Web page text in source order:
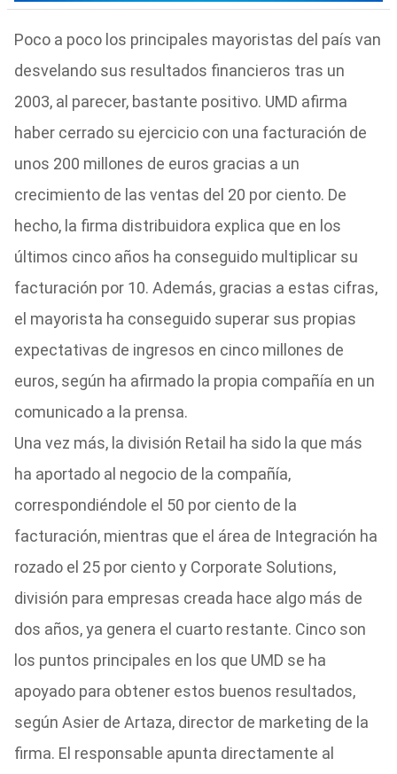
Poco a poco los principales mayoristas del país van
desvelando sus resultados financieros tras un
2003, al parecer, bastante positivo. UMD afirma
haber cerrado su ejercicio con una facturación de
unos 200 millones de euros gracias a un
crecimiento de las ventas del 20 por ciento. De
hecho, la firma distribuidora explica que en los
últimos cinco años ha conseguido multiplicar su
facturación por 10. Además, gracias a estas cifras,
el mayorista ha conseguido superar sus propias
expectativas de ingresos en cinco millones de
euros, según ha afirmado la propia compañía en un
comunicado a la prensa.
Una vez más, la división Retail ha sido la que más
ha aportado al negocio de la compañía,
correspondiéndole el 50 por ciento de la
facturación, mientras que el área de Integración ha
rozado el 25 por ciento y Corporate Solutions,
división para empresas creada hace algo más de
dos años, ya genera el cuarto restante. Cinco son
los puntos principales en los que UMD se ha
apoyado para obtener estos buenos resultados,
según Asier de Artaza, director de marketing de la
firma. El responsable apunta directamente al